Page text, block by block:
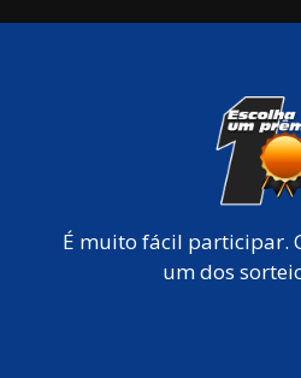
É muito fácil participar.
um dos